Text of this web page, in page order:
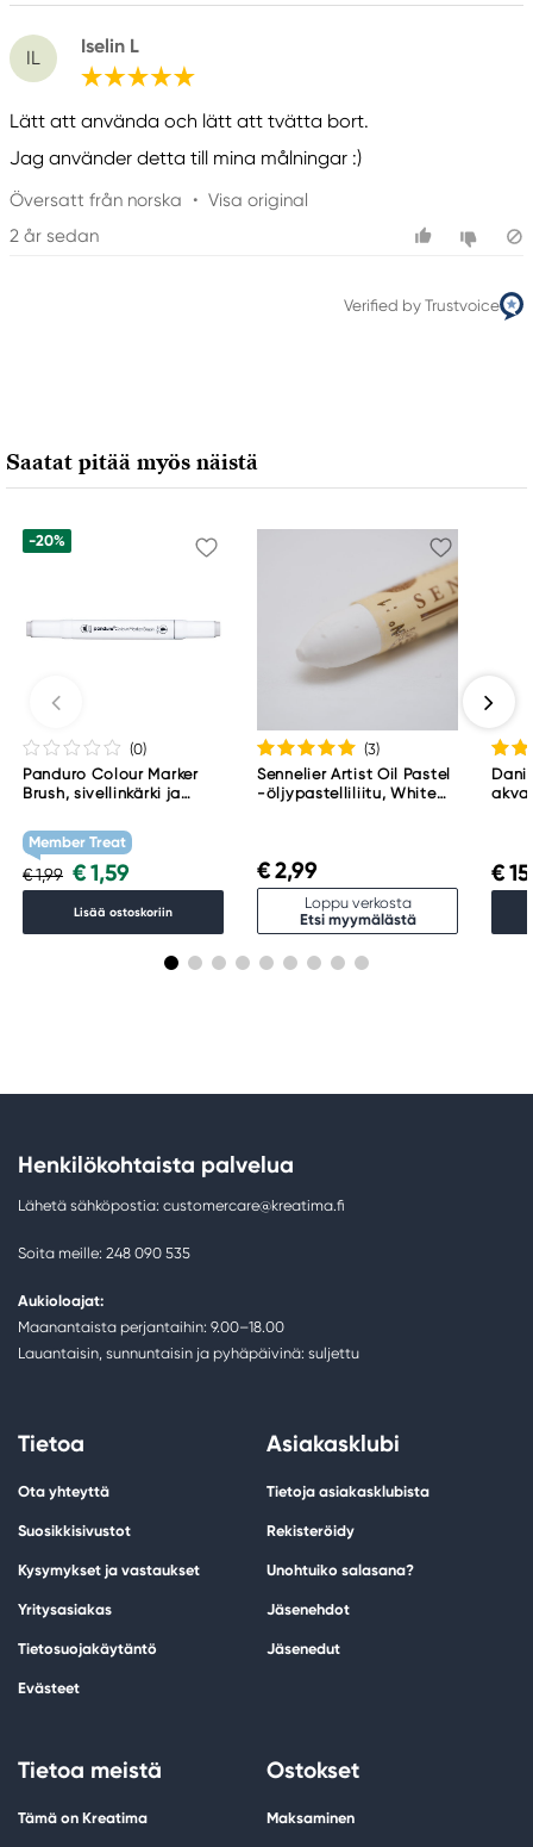
IL
Iselin L
Lätt att använda och lätt att tvätta bort.
Jag använder detta till mina målningar :)
Översatt från norska • Visa original
2 år sedan
Verified by Trustvoice
Saatat pitää myös näistä
-20%
(0)
Panduro Colour Marker
Brush, sivellinkärki ja
WG1
Member Treat
€ 1,99 € 1,59
Lisää ostoskoriin
(3)
Sennelier Artist Oil Pastel
-öljypastelliliitu, White
€ 2,99
Loppu verkosta
Etsi myymälästä
€
Henkilökohtaista palvelua
Lähetä sähköpostia: customercare@kreatima.fi
Soita meille: 248 090 535
Aukioloajat:
Maanantaista perjantaihin: 9.00–18.00
Lauantaisin, sunnuntaisin ja pyhäpäivinä: suljettu
Tietoa
Ota yhteyttä
Suosikkisivustot
Kysymykset ja vastaukset
Yritysasiakas
Tietosuojakäytäntö
Evästeet
Asiakasklubi
Tietoja asiakasklubista
Rekisteröidy
Unohtuiko salasana?
Jäsenehdot
Jäsenedut
Tietoa meistä
Tämä on Kreatima
Ostokset
Maksaminen